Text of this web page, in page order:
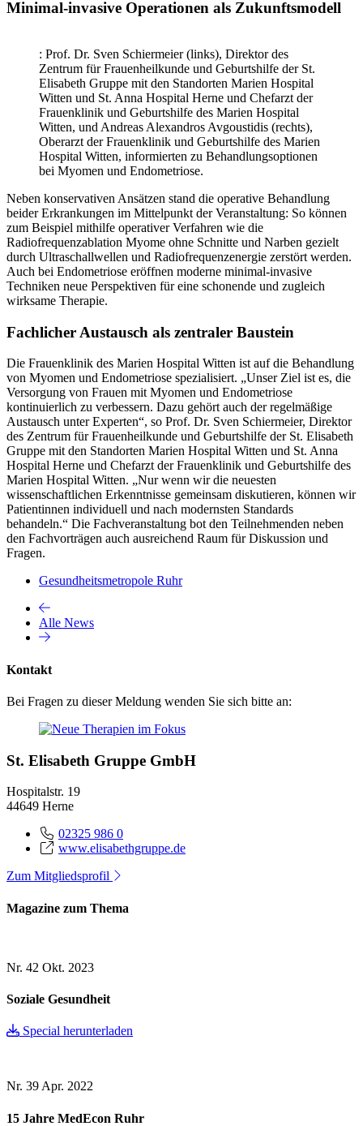
Minimal-invasive Operationen als Zukunftsmodell
: Prof. Dr. Sven Schiermeier (links), Direktor des
Zentrum für Frauenheilkunde und Geburtshilfe der St.
Elisabeth Gruppe mit den Standorten Marien Hospital
Witten und St. Anna Hospital Herne und Chefarzt der
Frauenklinik und Geburtshilfe des Marien Hospital
Witten, und Andreas Alexandros Avgoustidis (rechts),
Oberarzt der Frauenklinik und Geburtshilfe des Marien
Hospital Witten, informierten zu Behandlungsoptionen
bei Myomen und Endometriose.
Neben konservativen Ansätzen stand die operative Behandlung
beider Erkrankungen im Mittelpunkt der Veranstaltung: So können
zum Beispiel mithilfe operativer Verfahren wie die
Radiofrequenzablation Myome ohne Schnitte und Narben gezielt
durch Ultraschallwellen und Radiofrequenzenergie zerstört werden.
Auch bei Endometriose eröffnen moderne minimal-invasive
Techniken neue Perspektiven für eine schonende und zugleich
wirksame Therapie.
Fachlicher Austausch als zentraler Baustein
Die Frauenklinik des Marien Hospital Witten ist auf die Behandlung
von Myomen und Endometriose spezialisiert. „Unser Ziel ist es, die
Versorgung von Frauen mit Myomen und Endometriose
kontinuierlich zu verbessern. Dazu gehört auch der regelmäßige
Austausch unter Experten“, so Prof. Dr. Sven Schiermeier, Direktor
des Zentrum für Frauenheilkunde und Geburtshilfe der St. Elisabeth
Gruppe mit den Standorten Marien Hospital Witten und St. Anna
Hospital Herne und Chefarzt der Frauenklinik und Geburtshilfe des
Marien Hospital Witten. „Nur wenn wir die neuesten
wissenschaftlichen Erkenntnisse gemeinsam diskutieren, können wir
Patientinnen individuell und nach modernsten Standards
behandeln.“ Die Fachveranstaltung bot den Teilnehmenden neben
den Fachvorträgen auch ausreichend Raum für Diskussion und
Fragen.
Gesundheitsmetropole Ruhr
Alle News
Kontakt
Bei Fragen zu dieser Meldung wenden Sie sich bitte an:
St. Elisabeth Gruppe GmbH
Hospitalstr. 19
44649 Herne
02325 986 0
www.elisabethgruppe.de
Zum Mitgliedsprofil
Magazine zum Thema
Nr. 42 Okt. 2023
Soziale Gesundheit
Special herunterladen
Nr. 39Apr. 2022
15 Jahre MedEcon Ruhr